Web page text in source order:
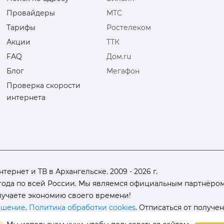
Провайдеры
Тарифы
Акции
FAQ
Блог
Проверка скорости
интернета
МТС
Ростелеком
ТТК
Дом.ru
Мегафон
и ТВ в Архангельске. 2009 - 2026 г.
по всей России. Мы являемся официальным
экономию своего времени!
. Политика обработки cookies. Отписаться от